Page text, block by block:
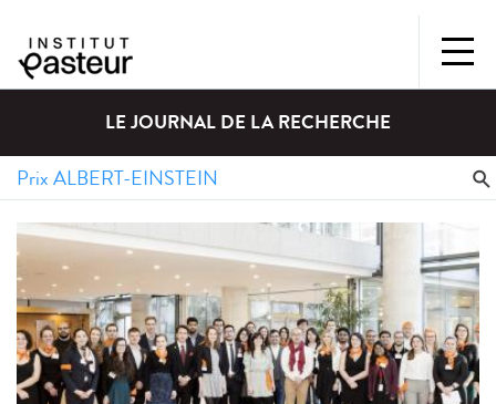
LE JOURNAL DE LA RECHERCHE